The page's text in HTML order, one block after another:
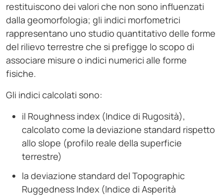
restituiscono dei valori che non sono influenzati
dalla geomorfologia; gli indici morfometrici
rappresentano uno studio quantitativo delle forme
del rilievo terrestre che si prefigge lo scopo di
associare misure o indici numerici alle forme
fisiche.
Gli indici calcolati sono:
il Roughness index (Indice di Rugosità),
calcolato come la deviazione standard rispetto
allo slope (profilo reale della superficie
terrestre)
la deviazione standard del Topographic
Ruggedness Index (Indice di Asperità